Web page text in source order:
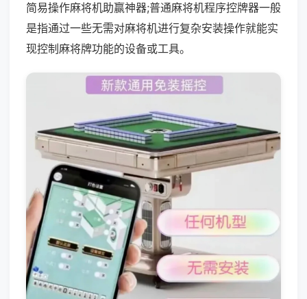
简易操作麻将机助赢神器;普通麻将机程序控牌器一般
是指通过一些无需对麻将机进行复杂安装操作就能实
现控制麻将牌功能的设备或工具。